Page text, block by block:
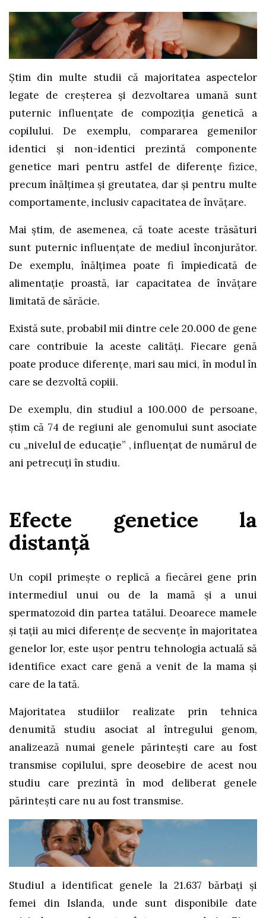
Știm din multe studii că majoritatea aspectelor
legate de creșterea și dezvoltarea umană sunt
puternic influențate de compoziția genetică a
copilului. De exemplu, compararea gemenilor
identici și non-identici prezintă componente
genetice mari pentru astfel de diferențe fizice,
precum înălțimea și greutatea, dar și pentru multe
comportamente, inclusiv capacitatea de învățare.
Mai știm, de asemenea, că toate aceste trăsături
sunt puternic influențate de mediul înconjurător.
De exemplu, înălțimea poate fi împiedicată de
alimentație proastă, iar capacitatea de învățare
limitată de sărăcie.
Există sute, probabil mii dintre cele 20.000 de gene
care contribuie la aceste calități. Fiecare genă
poate produce diferențe, mari sau mici, în modul în
care se dezvoltă copiii.
De exemplu, din studiul a 100.000 de persoane,
știm că 74 de regiuni ale genomului sunt asociate
cu „nivelul de educație” , influențat de numărul de
ani petrecuți în studiu.
Efecte genetice la
distanță
Un copil primește o replică a fiecărei gene prin
intermediul unui ou de la mamă și a unui
spermatozoid din partea tatălui. Deoarece mamele
și tații au mici diferențe de secvențe în majoritatea
genelor lor, este ușor pentru tehnologia actuală să
identifice exact care genă a venit de la mama și
care de la tată.
Majoritatea studiilor realizate prin tehnica
denumită studiu asociat al întregului genom,
analizează numai genele părintești care au fost
transmise copilului, spre deosebire de acest nou
studiu care prezintă în mod deliberat genele
părintești care nu au fost transmise.
Studiul a identificat genele la 21.637 bărbați și
femei din Islanda, unde sunt disponibile date